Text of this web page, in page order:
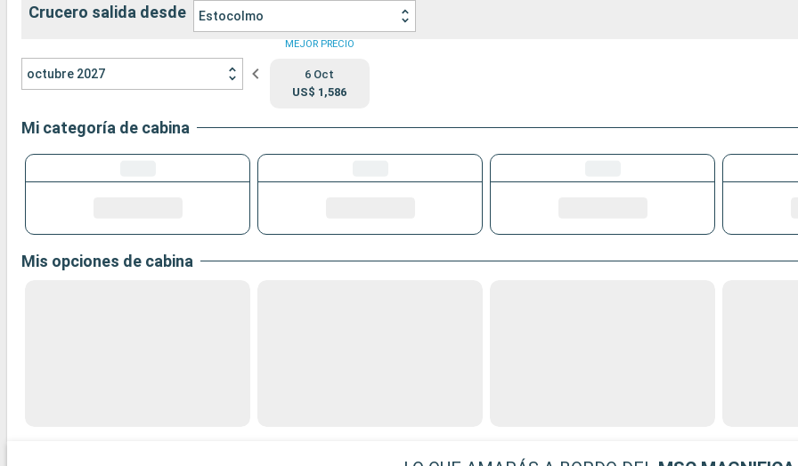
Crucero salida desde Estocolmo
octubre 2027
MEJOR PRECIO
6 Oct
US$ 1,586
Mi categoría de cabina
Mis opciones de cabina